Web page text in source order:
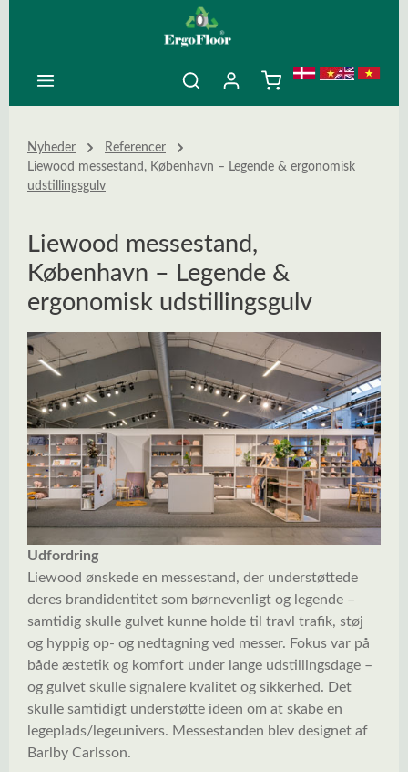
Nyheder
Referencer
Liewood messestand, København – Legende & ergonomisk
udstillingsgulv
Liewood messestand,
København – Legende &
ergonomisk udstillingsgulv
Udfordring
Liewood ønskede en messestand, der understøttede
deres brandidentitet som børnevenligt og legende –
samtidig skulle gulvet kunne holde til travl trafik, støj
og hyppig op- og nedtagning ved messer. Fokus var på
både æstetik og komfort under lange udstillingsdage –
og gulvet skulle signalere kvalitet og sikkerhed. Det
skulle samtidigt understøtte ideen om at skabe en
legeplads/legeunivers. Messestanden blev designet af
Barlby Carlsson.